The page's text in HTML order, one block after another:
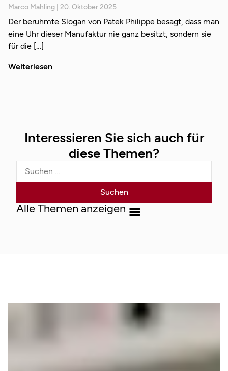
Marco Mahling 20. Oktober 2025
Der berühmte Slogan von Patek Philippe besagt, dass man
eine Uhr dieser Manufaktur nie ganz besitzt, sondern sie
für die
Weiterlesen
Interessieren Sie sich auch für
diese Themen?
Alle Themen anzeigen